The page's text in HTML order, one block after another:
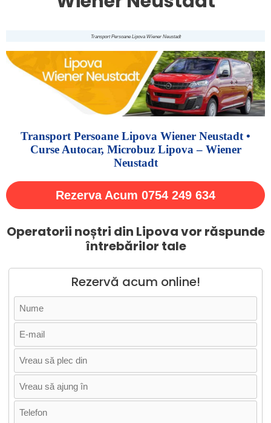
Transport Persoane Lipova Wiener Neustadt
Transport Persoane Lipova Wiener Neustadt •
Curse Autocar, Microbuz Lipova – Wiener
Neustadt
Rezerva Acum 0754 249 634
Operatorii noștri din Lipova vor răspunde
întrebărilor tale
Rezervă acum online!